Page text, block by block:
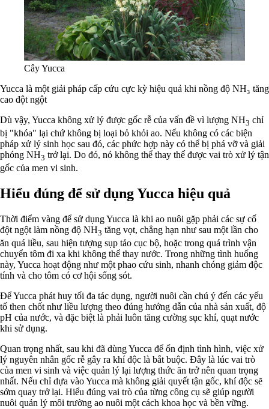
Cây Yucca
Yucca là một giải pháp cấp cứu cực kỳ hiệu quả khi nồng độ NH₃ tăng
cao đột ngột
Dù vậy, Yucca không xử lý được gốc rễ của vấn đề vì lượng NH3 chỉ
bị "khóa" lại chứ không bị loại bỏ khỏi ao. Nếu không có các biện
pháp xử lý sinh học sau đó, các phức hợp này có thể bị phá vỡ và giải
phóng NH3 trở lại. Do đó, nó không thể thay thế được vai trò xử lý tận
gốc của men vi sinh.
Hiểu đúng để sử dụng Yucca hiệu quả
Thời điểm vàng để sử dụng Yucca là khi ao nuôi gặp phải các sự cố
đột ngột làm nồng độ NH3 tăng vọt, chẳng hạn như sau một lần cho
ăn quá liều, sau hiện tượng sụp tảo cục bộ, hoặc trong quá trình vận
chuyển tôm đi xa khi không thể thay nước. Trong những tình huống
này, Yucca hoạt động như một phao cứu sinh, nhanh chóng giảm độc
tính và cho tôm có cơ hội sống sót.
Để Yucca phát huy tối đa tác dụng, người nuôi cần chú ý đến các yếu
tố then chốt như liều lượng theo đúng hướng dẫn của nhà sản xuất, độ
pH của nước, và đặc biệt là phải luôn tăng cường sục khí, quạt nước
khi sử dụng.
Quan trọng nhất, sau khi đã dùng Yucca để ổn định tình hình, việc xử
lý nguyên nhân gốc rễ gây ra khí độc là bắt buộc. Đây là lúc vai trò
của men vi sinh và việc quản lý lại lượng thức ăn trở nên quan trọng
nhất. Nếu chỉ dựa vào Yucca mà không giải quyết tận gốc, khí độc sẽ
sớm quay trở lại. Hiểu đúng vai trò của từng công cụ sẽ giúp người
nuôi quản lý môi trường ao nuôi một cách khoa học và bền vững.